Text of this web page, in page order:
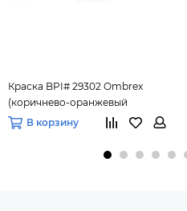
Краска BPI# 29302 Ombrex
(коричнево-оранжевый
оттенок) 88 мл.
В корзину